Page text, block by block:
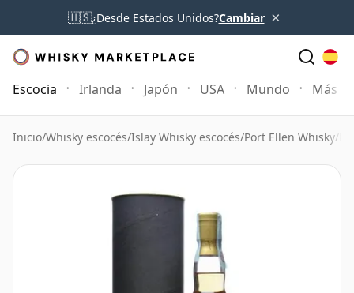
🇺🇸¿Desde Estados Unidos?Cambiar ×
Escocia Irlanda Japón USA Mundo Más
Inicio/Whisky escocés/Islay Whisky escocés/Port Ellen Whisky/